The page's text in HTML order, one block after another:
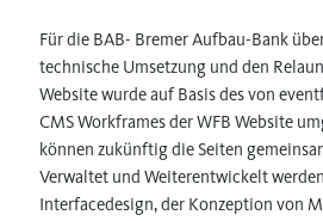
Für die BAB- Bremer Aufbau-Bank
technische Umsetzung und den
Website wurde auf Basis des von
CMS Workframes der WFB Website
können zukünftig die Seiten
Verwaltet und Weiterentwickelt
Interfacedesign, der Konzeption von